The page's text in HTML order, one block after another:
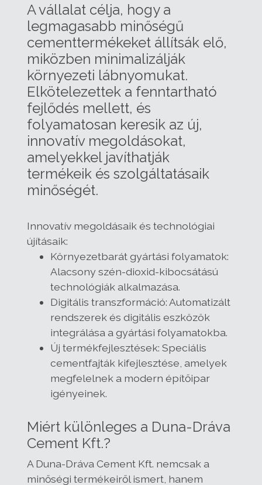
A vállalat célja, hogy a
legmagasabb minőségű
cementtermékeket állítsák elő,
miközben minimalizálják
környezeti lábnyomukat.
Elkötelezettek a fenntartható
fejlődés mellett, és
folyamatosan keresik az új,
innovatív megoldásokat,
amelyekkel javíthatják
termékeik és szolgáltatásaik
minőségét.
Innovatív megoldásaik és technológiai
újításaik:
Környezetbarát gyártási folyamatok:
Alacsony szén-dioxid-kibocsátású
technológiák alkalmazása.
Digitális transzformáció: Automatizált
rendszerek és digitális eszközök
integrálása a gyártási folyamatokba.
Új termékfejlesztések: Speciális
cementfajták kifejlesztése, amelyek
megfelelnek a modern építőipar
igényeinek.
Miért különleges a Duna-Dráva
Cement Kft.?
A Duna-Dráva Cement Kft. nemcsak a
minőségi termékeiről ismert, hanem